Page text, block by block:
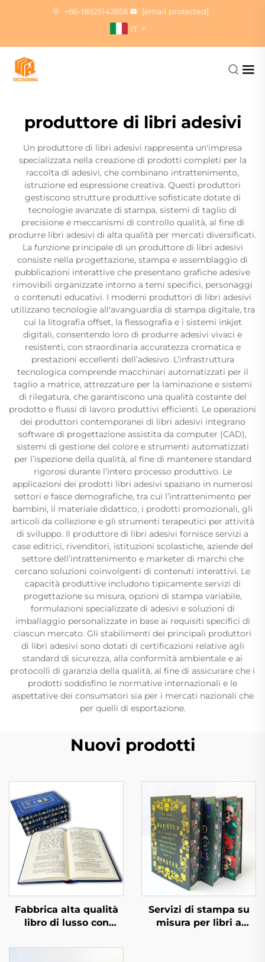
+86-18925142858
[email protected]
IT
produttore di libri adesivi
Un produttore di libri adesivi rappresenta un'impresa
specializzata nella creazione di prodotti completi per la
raccolta di adesivi, che combinano intrattenimento,
istruzione ed espressione creativa. Questi produttori
gestiscono strutture produttive sofisticate dotate di
tecnologie avanzate di stampa, sistemi di taglio di
precisione e meccanismi di controllo qualità, al fine di
produrre libri adesivi di alta qualità per mercati diversificati.
La funzione principale di un produttore di libri adesivi
consiste nella progettazione, stampa e assemblaggio di
pubblicazioni interattive che presentano grafiche adesive
rimovibili organizzate intorno a temi specifici, personaggi
o contenuti educativi. I moderni produttori di libri adesivi
utilizzano tecnologie all'avanguardia di stampa digitale, tra
cui la litografia offset, la flessografia e i sistemi inkjet
digitali, consentendo loro di produrre adesivi vivaci e
resistenti, con straordinaria accuratezza cromatica e
prestazioni eccellenti dell’adesivo. L’infrastruttura
tecnologica comprende macchinari automatizzati per il
taglio a matrice, attrezzature per la laminazione e sistemi
di rilegatura, che garantiscono una qualità costante del
prodotto e flussi di lavoro produttivi efficienti. Le operazioni
dei produttori contemporanei di libri adesivi integrano
software di progettazione assistita da computer (CAD),
sistemi di gestione del colore e strumenti automatizzati
per l’ispezione della qualità, al fine di mantenere standard
rigorosi durante l’intero processo produttivo. Le
applicazioni dei prodotti libri adesivi spaziano in numerosi
settori e fasce demografiche, tra cui l’intrattenimento per
bambini, il materiale didattico, i prodotti promozionali, gli
articoli da collezione e gli strumenti terapeutici per attività
di sviluppo. Il produttore di libri adesivi fornisce servizi a
case editrici, rivenditori, istituzioni scolastiche, aziende del
settore dell’intrattenimento e marketer di marchi che
cercano soluzioni coinvolgenti di contenuti interattivi. Le
capacità produttive includono tipicamente servizi di
progettazione su misura, opzioni di stampa variabile,
formulazioni specializzate di adesivi e soluzioni di
imballaggio personalizzate in base ai requisiti specifici di
ciascun mercato. Gli stabilimenti dei principali produttori
di libri adesivi sono dotati di certificazioni relative agli
standard di sicurezza, alla conformità ambientale e ai
protocolli di garanzia della qualità, al fine di assicurare che i
prodotti soddisfino le normative internazionali e le
aspettative dei consumatori sia per i mercati nazionali che
per quelli di esportazione.
Nuovi prodotti
Fabbrica alta qualità
libro di lusso con
con stampa a foglia
Servizi di stampa su
misura per libri a